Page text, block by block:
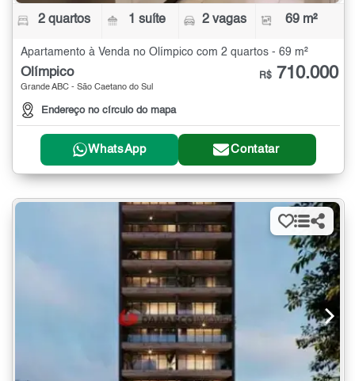
2 quartos 1 suíte 2 vagas 69 m²
Apartamento à Venda no Olímpico com 2 quartos - 69 m²
Olímpico
Grande ABC - São Caetano do Sul
Endereço no círculo do mapa
R$ 710.000
WhatsApp Contatar